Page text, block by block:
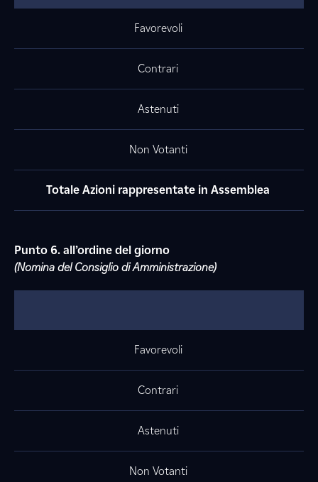
Favorevoli
Contrari
Astenuti
Non Votanti
Totale Azioni rappresentate in Assemblea
Punto 6. all’ordine del giorno
(Nomina del Consiglio di Amministrazione)
Favorevoli
Contrari
Astenuti
Non Votanti